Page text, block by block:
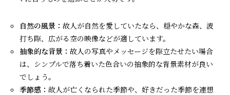
自然の風景：故人が自然を愛していたなら、穏やかな森、波
打ち際、広がる空の映像などが適しています。
抽象的な背景：故人の写真やメッセージを際立たせたい場合
は、シンプルで落ち着いた色合いの抽象的な背景素材が良い
でしょう。
季節感：故人が亡くなられた季節や、好きだった季節を連想